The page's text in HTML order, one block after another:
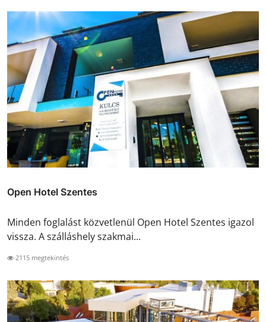
Open Hotel Szentes
Minden foglalást közvetlenül Open Hotel Szentes igazol
vissza. A szálláshely szakmai...
2115 megtekintés